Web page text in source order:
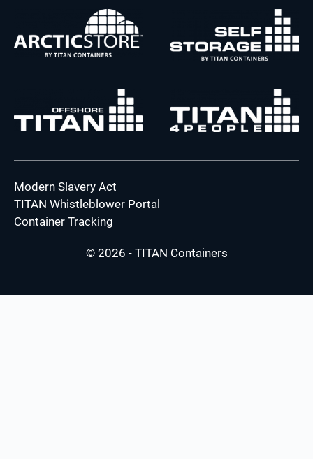
Modern Slavery Act
TITAN Whistleblower Portal
Container Tracking
© 2026 - TITAN Containers